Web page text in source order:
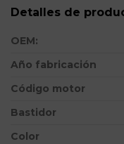
Detalles de
OEM:
Año fabricación
Código motor
Bastidor
Color